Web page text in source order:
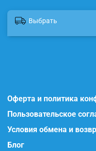
Выбрать
Оферта и политика
Пользовательское
Условия обмена и
Блог